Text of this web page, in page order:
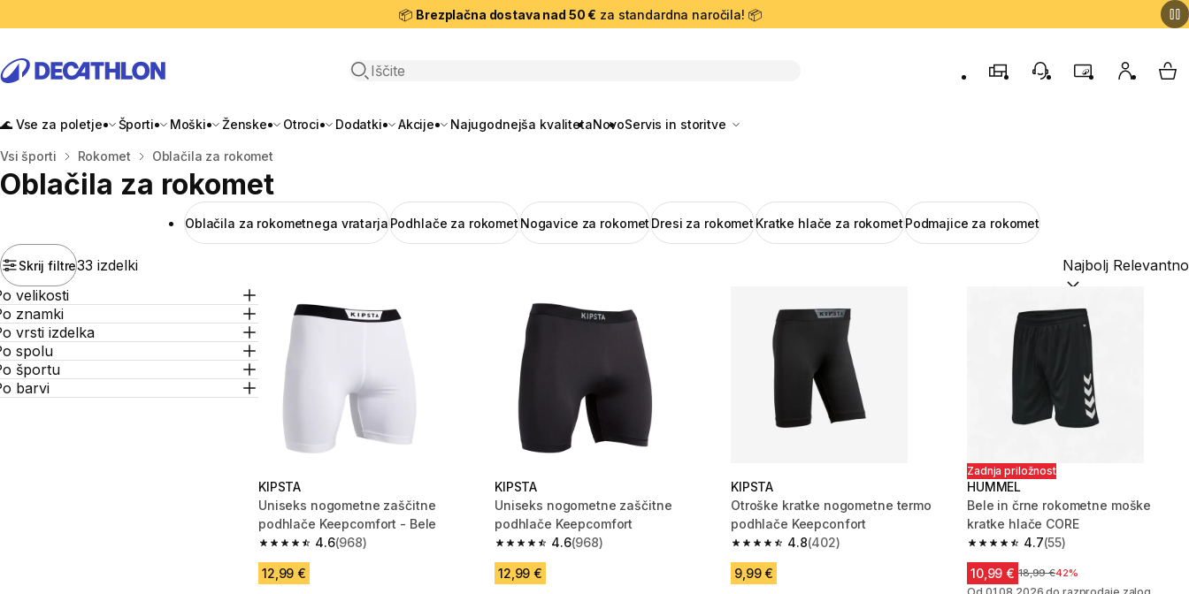
📦 Brezplačna dostava nad 50 € za standardna naročila! 📦
Odpri iskanje
TrgovinePodporo strankam
ProgramMoj račun
🌊 Vse za poletje Športi Moški Ženske Otroci Dodatki Akcije Najugodnejša kvalitetaNovoServis in storitve
Domov
Vsi športi Rokomet Oblačila za rokomet
Oblačila za rokomet
Oblačila za rokometnega vratarja Podhlače za rokomet Nogavice za rokomet Dresi za rokomet Kratke hlače za rokomet Podmajice za rokomet
Skrij filtre33 izdelki Razvrsti po:
velikosti
znamki
vrsti izdelka
spolu
športu
barvi
KIPSTA
Uniseks nogometne zaščitne
podhlače Keepcomfort - Bele
4.6
4.6 od 5 zvezdic from 968 ocene
(968)
12,99 €
KIPSTA
Uniseks nogometne zaščitne
podhlače Keepcomfort
4.6
4.6 od 5 zvezdic from 968 ocene
(968)
12,99 €
KIPSTA
Otroške kratke nogometne termo
podhlače Keepconfort
4.8
4.8 od 5 zvezdic from 402 ocene
(402)
9,99 €
Zadnja priložnost
HUMMEL
Bele in črne rokometne moške
kratke hlače CORE
4.7
4.7 od 5 zvezdic from 55 ocene
(55)
10,99 € Cena pred znižanjem
18,99 €42%